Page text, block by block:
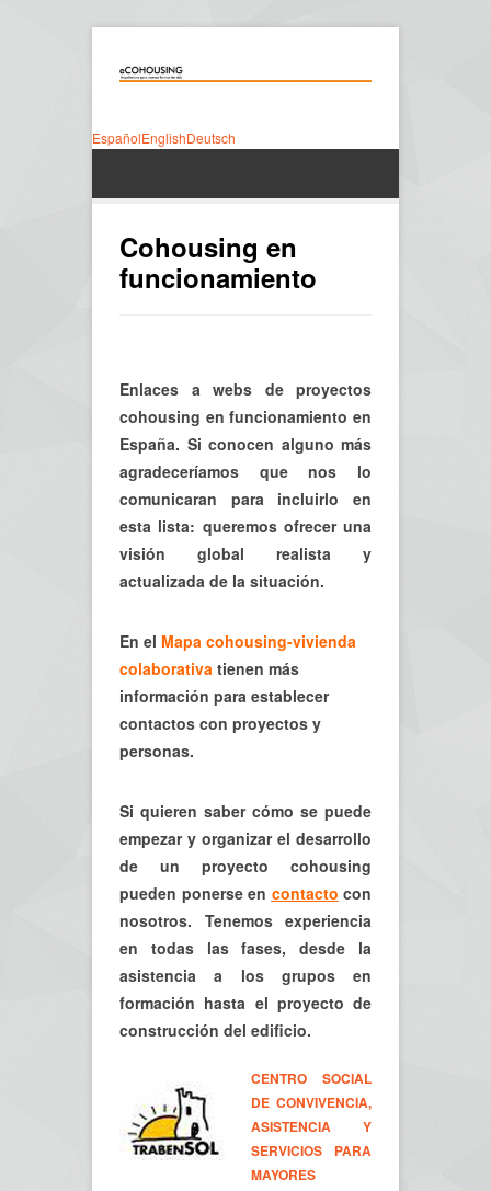
EspañolEnglishDeutsch
Cohousing en
funcionamiento
Enlaces a webs de proyectos
cohousing en funcionamiento en
España. Si conocen alguno más
agradeceríamos que nos lo
comunicaran para incluirlo en
esta lista: queremos ofrecer una
visión global realista y
actualizada de la situación.
En el Mapa cohousing-vivienda
colaborativa tienen más
información para establecer
contactos con proyectos y
personas.
Si quieren saber cómo se puede
empezar y organizar el desarrollo
de un proyecto cohousing
pueden ponerse en contacto con
nosotros. Tenemos experiencia
en todas las fases, desde la
asistencia a los grupos en
formación hasta el proyecto de
construcción del edificio.
CENTRO SOCIAL
DE CONVIVENCIA,
ASISTENCIA Y
SERVICIOS PARA
MAYORES